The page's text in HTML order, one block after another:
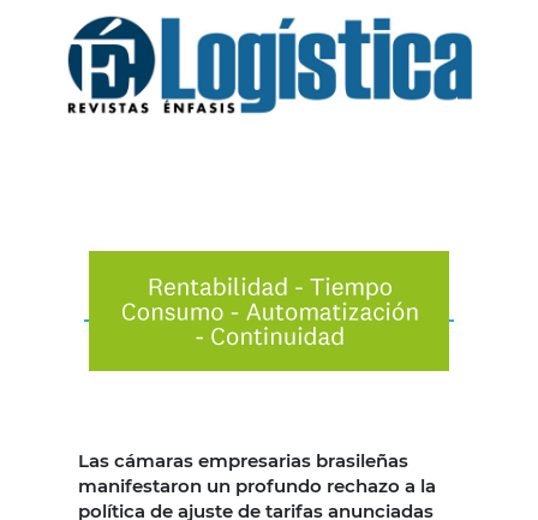
Las cámaras empresarias brasileñas
manifestaron un profundo rechazo a la
política de ajuste de tarifas anunciadas